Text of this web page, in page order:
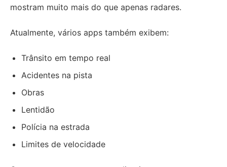
mostram muito mais do que apenas radares.
Atualmente, vários apps também exibem:
Trânsito em tempo real
Acidentes na pista
Obras
Lentidão
Polícia na estrada
Limites de velocidade